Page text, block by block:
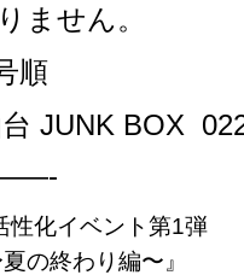
ません。
順
台 JUNK BOX
性化イベント第1弾
の終わり編〜』